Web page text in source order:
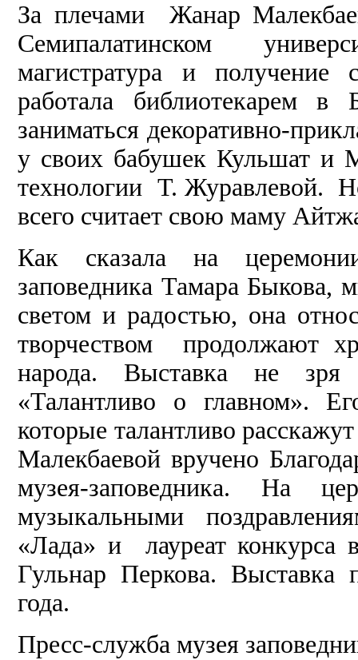
За плечами Жанар
Семипалатинском
магистратура и
работала библиотекарем в
заниматься декоративно-
у своих бабушек Кульшат и
технологии Т. Журавлевой.
всего считает свою маму
Как сказала на
заповедника Тамара Быкова,
светом и радостью, она
творчеством продолжают
народа. Выставка не зря
«Талантливо о главном».
которые талантливо
Малекбаевой вручено
музея-заповедника. На
музыкальными
«Лада» и лауреат конкурса
Гульнар Перкова. Выставка
года.
Пресс-служба музея